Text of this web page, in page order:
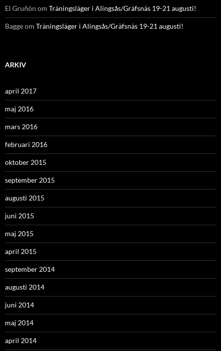
El Gruñón om Träningsläger i Alingsås/Gräfsnäs 19-21 augusti!
Baggeom Träningsläger i Alingsås/Gräfsnäs 19-21 augusti!
ARKIV
april 2017
maj 2016
mars 2016
februari 2016
oktober 2015
september 2015
augusti 2015
juni 2015
maj 2015
april 2015
september 2014
augusti 2014
juni 2014
maj 2014
april 2014